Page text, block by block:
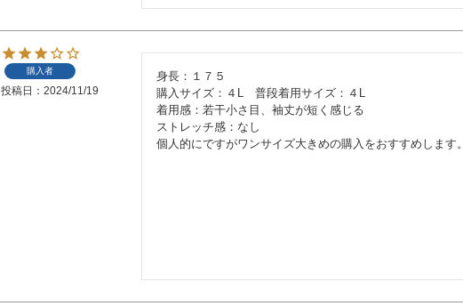
購入者
投稿日 2024/11/19
身長：１７５
購入サイズ：４L　普段着用サイズ：４L
着用感：若干小さ目、袖丈が短く感じる
ストレッチ感：なし
個人的にですがワンサイズ大きめの購入をおすすめします。